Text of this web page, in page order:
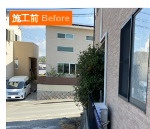
施工前 Before